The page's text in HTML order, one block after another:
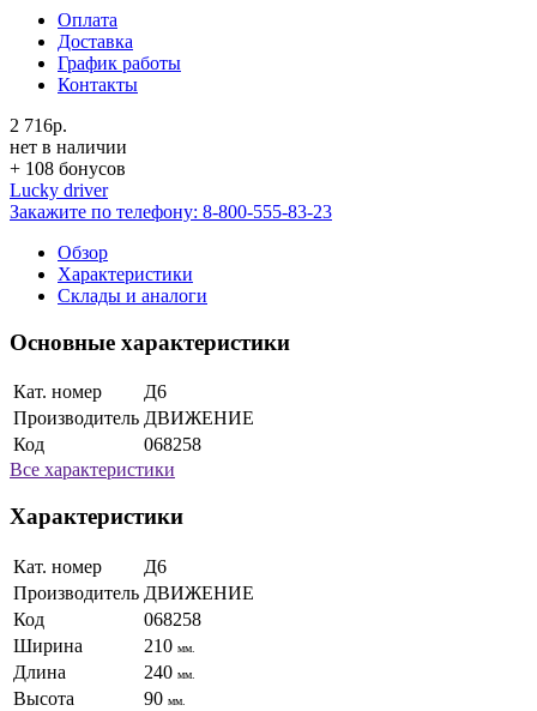
Оплата
Доставка
График работы
Контакты
2 716р.
нет в наличии
+ 108 бонусов
Lucky driver
Закажите по телефону: 8-800-555-83-23
Обзор
Характеристики
Склады и аналоги
Основные характеристики
Кат. номер
Д6
Производитель ДВИЖЕНИЕ
Код
068258
Все характеристики
Характеристики
Кат. номер
Д6
Производитель ДВИЖЕНИЕ
Код
068258
Ширина
210 мм.
Длина 240 мм.
Высота 90 мм.